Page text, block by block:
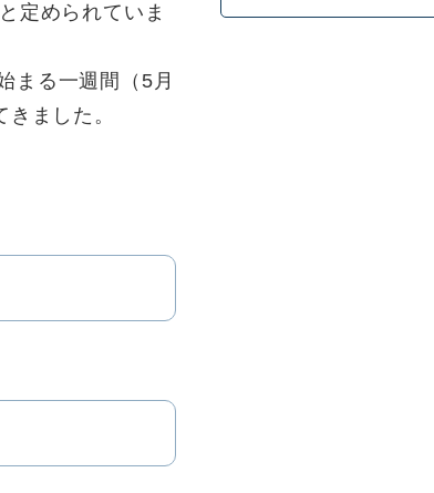
定められていま
まる一週間（5月
ました。